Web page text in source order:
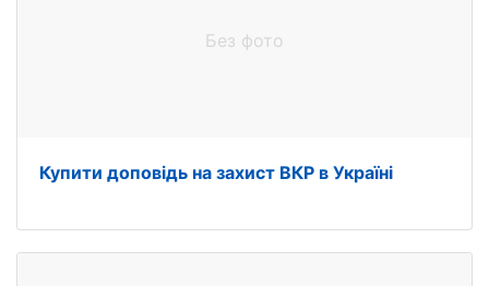
Без фото
Купити доповідь на захист ВКР в Україні